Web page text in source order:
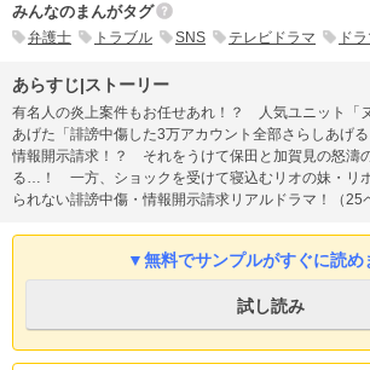
みんなのまんがタグ
弁護士 トラブル SNS テレビドラマ ド
あらすじ|ストーリー
有名人の炎上案件もお任せあれ！？ 人気ユニット「
あげた「誹謗中傷した3万アカウント全部さらしあげ
情報開示請求！？ それをうけて保田と加賀見の怒濤
る…！ 一方、ショックを受けて寝込むリオの妹・
られない誹謗中傷・情報開示請求リアルドラマ！（25
▼無料でサンプルがすぐに読
試し読み